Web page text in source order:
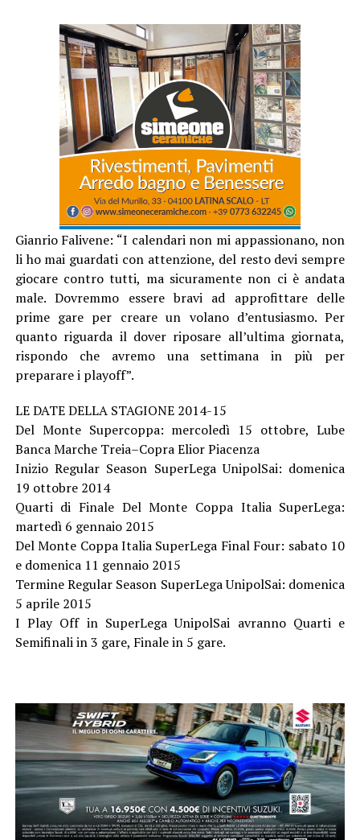
Gianrio Falivene: “I calendari non mi appassionano, non
li ho mai guardati con attenzione, del resto devi sempre
giocare contro tutti, ma sicuramente non ci è andata
male. Dovremmo essere bravi ad approfittare delle
prime gare per creare un volano d’entusiasmo. Per
quanto riguarda il dover riposare all’ultima giornata,
rispondo che avremo una settimana in più per
preparare i playoff”.
LE DATE DELLA STAGIONE 2014-15
Del Monte Supercoppa: mercoledì 15 ottobre, Lube
Banca Marche Treia–Copra Elior Piacenza
Inizio Regular Season SuperLega UnipolSai: domenica
19 ottobre 2014
Quarti di Finale Del Monte Coppa Italia SuperLega:
martedì 6 gennaio 2015
Del Monte Coppa Italia SuperLega Final Four: sabato 10
e domenica 11 gennaio 2015
Termine Regular Season SuperLega UnipolSai: domenica
5 aprile 2015
I Play Off in SuperLega UnipolSai avranno Quarti e
Semifinali in 3 gare, Finale in 5 gare.